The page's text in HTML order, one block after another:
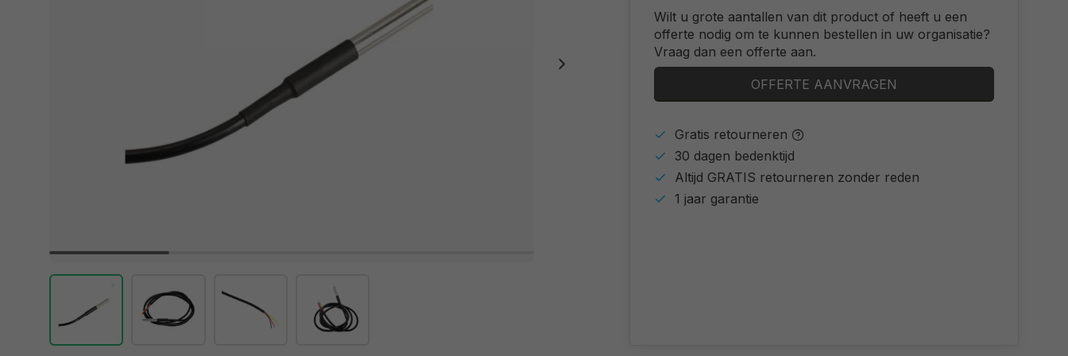
Wilt u grote aantallen van dit product of heeft u een
offerte nodig om te kunnen bestellen in uw organisatie?
Vraag dan een offerte aan.
OFFERTE AANVRAGEN
Gratis retourneren
30 dagen bedenktijd
Altijd GRATIS retourneren zonder reden
1 jaar garantie